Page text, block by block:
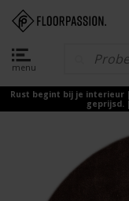
menu
Rust begint bij je
geprijsd.